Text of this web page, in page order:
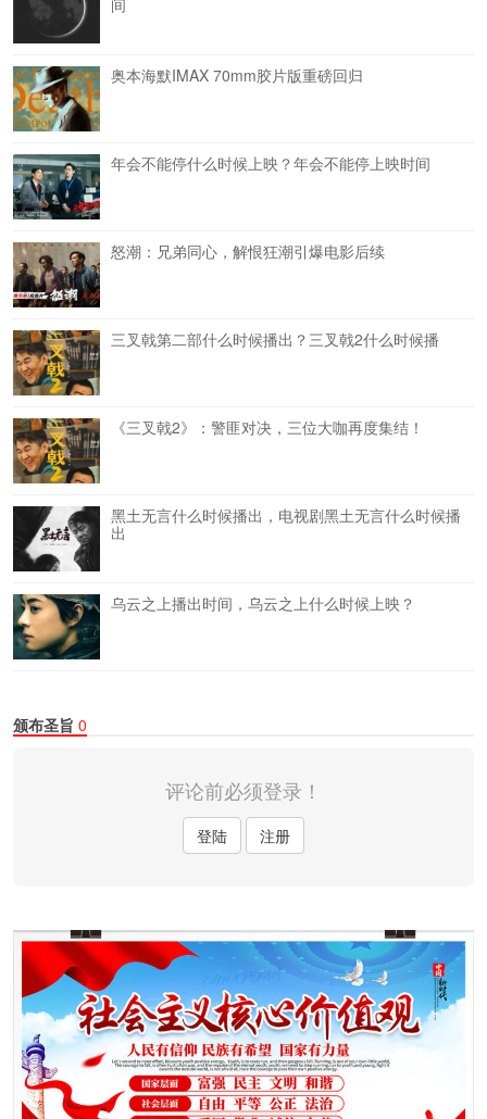
间
奥本海默IMAX 70mm胶片版重磅回归
年会不能停什么时候上映？年会不能停上映时间
怒潮：兄弟同心，解恨狂潮引爆电影后续
三叉戟第二部什么时候播出？三叉戟2什么时候播
《三叉戟2》：警匪对决，三位大咖再度集结！
黑土无言什么时候播出，电视剧黑土无言什么时候播
出
乌云之上播出时间，乌云之上什么时候上映？
颁布圣旨 0
评论前必须登录！
登陆 注册